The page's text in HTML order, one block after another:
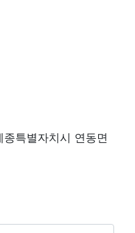
특별자치시 연동면